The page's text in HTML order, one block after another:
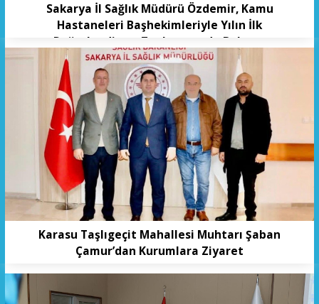
Sakarya İl Sağlık Müdürü Özdemir, Kamu
Hastaneleri Başhekimleriyle Yılın İlk
Değerlendirme Toplantısında Buluştu
Karasu Taşlıgeçit Mahallesi Muhtarı Şaban
Çamur’dan Kurumlara Ziyaret